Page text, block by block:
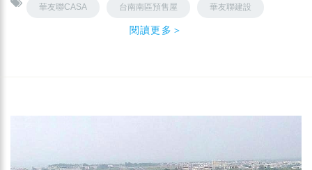
華友聯CASA 台南南區預售屋 華友聯建設
閱讀更多＞